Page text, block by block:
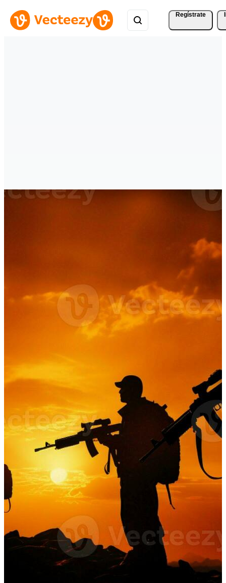
Regístrate